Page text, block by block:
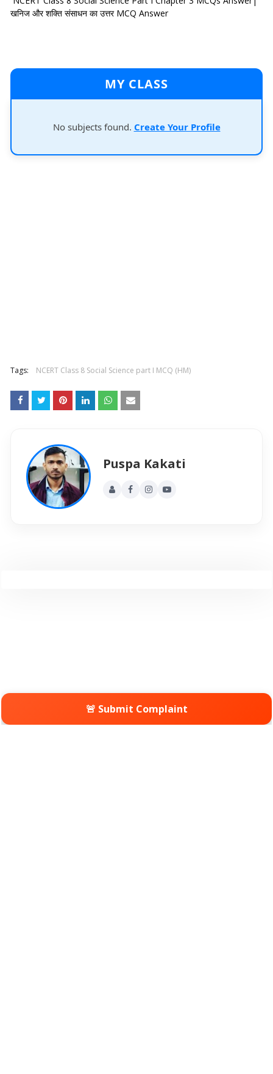
खनिज और शक्ति संसाधन का उत्तर MCQ Answer
MY CLASS
No subjects found. Create Your Profile
Tags: NCERT Class 8 Social Science part I MCQ (HM)
Puspa Kakati
🚨 Submit Complaint